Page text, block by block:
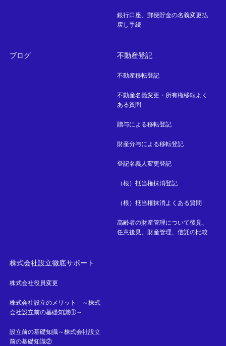
銀行口座、郵便貯金の名義変更払
戻し手続
ブログ 不動産登記
不動産移転登記
不動産名義変更・所有権移転よく
ある質問
贈与による移転登記
財産分与による移転登記
登記名義人変更登記
（根）抵当権抹消登記
（根）抵当権抹消よくある質問
高齢者の財産管理について後見、
任意後見、財産管理、信託の比較
株式会社設立徹底サポート
株式会社役員変更
株式会社設立のメリット ～株式
会社設立前の基礎知識①～
設立前の基礎知識～株式会社設立
前の基礎知識②